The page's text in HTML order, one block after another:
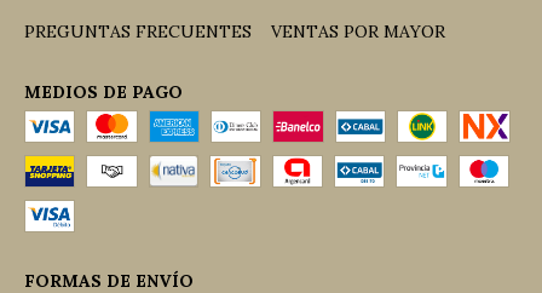
PREGUNTAS FRECUENTES VENTAS POR MAYOR
MEDIOS DE PAGO
FORMAS DE ENVÍO